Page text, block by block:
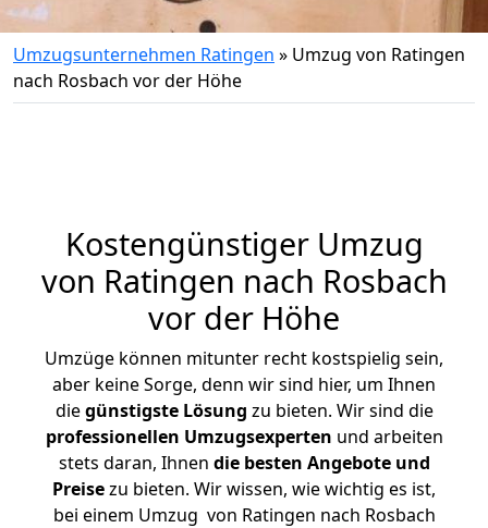
Umzugsunternehmen Ratingen » Umzug von Ratingen
nach Rosbach vor der Höhe
Kostengünstiger Umzug
von Ratingen nach Rosbach
vor der Höhe
Umzüge können mitunter recht kostspielig sein,
aber keine Sorge, denn wir sind hier, um Ihnen
diegünstigste Lösung zu bieten. Wir sind die
professionellen Umzugsexperten und arbeiten
stets daran, Ihnen die besten Angebote und
Preisezu bieten. Wir wissen, wie wichtig es ist,
bei einem Umzug von Ratingen nach Rosbach